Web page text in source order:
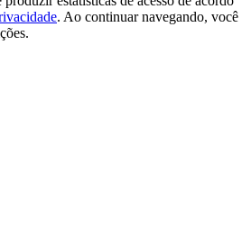
. Ao continuar navegando, você